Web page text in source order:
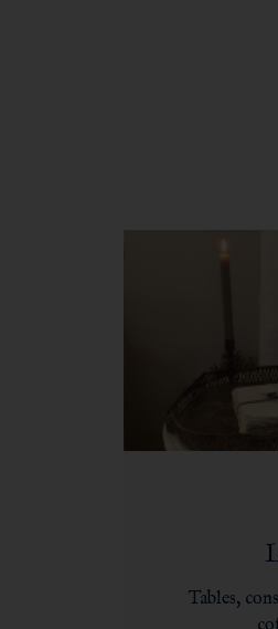
Tables,